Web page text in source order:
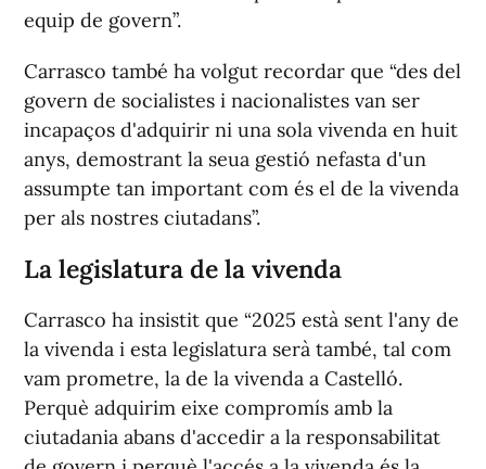
equip de govern”.
Carrasco també ha volgut recordar que “des del
govern de socialistes i nacionalistes van ser
incapaços d'adquirir ni una sola vivenda en huit
anys, demostrant la seua gestió nefasta d'un
assumpte tan important com és el de la vivenda
per als nostres ciutadans”.
La legislatura de la vivenda
Carrasco ha insistit que “2025 està sent l'any de
la vivenda i esta legislatura serà també, tal com
vam prometre, la de la vivenda a Castelló.
Perquè adquirim eixe compromís amb la
ciutadania abans d'accedir a la responsabilitat